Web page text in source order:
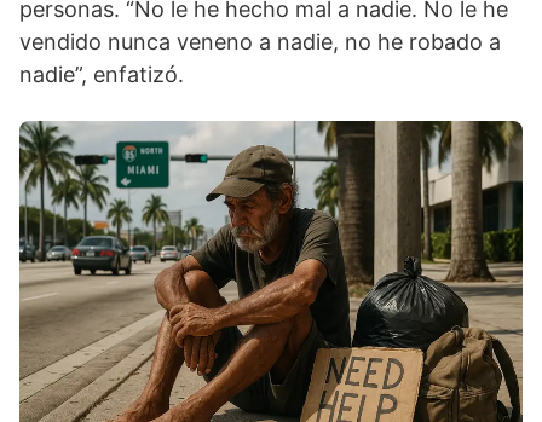
personas. “No le he hecho mal a nadie. No le he
vendido nunca veneno a nadie, no he robado a
nadie”, enfatizó.